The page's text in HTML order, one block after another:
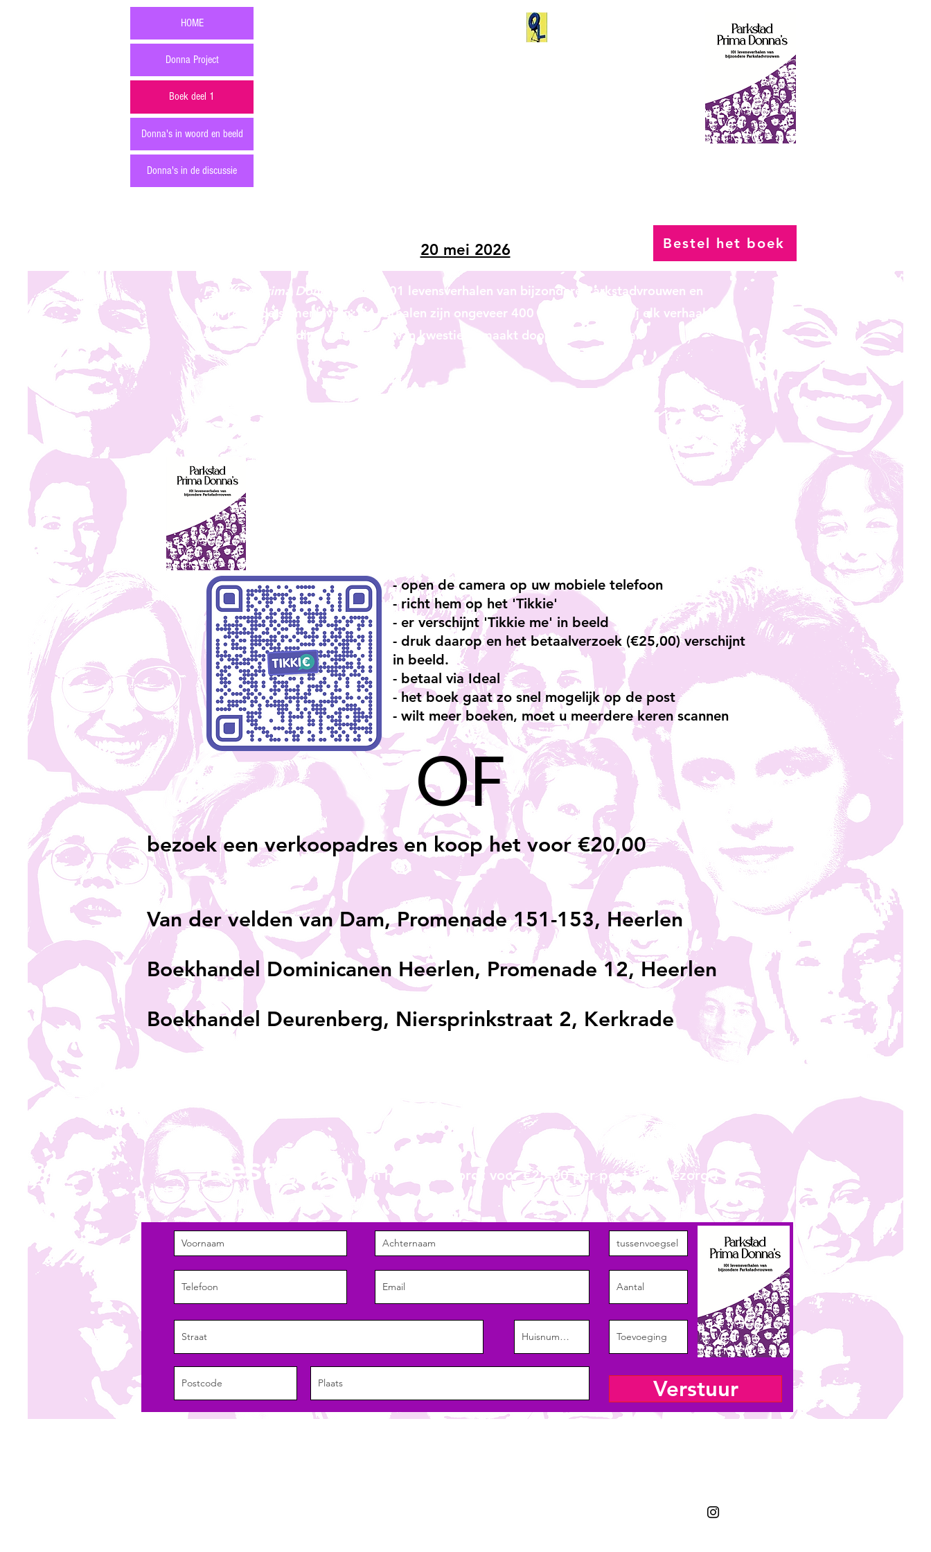
HOME
Donna Project
Boek deel 1
Donna's in woord en beeld
Donna's in de discussie
20 mei 2026 Bestel het boek
Parkstad Prima Donna's
bevat 101 levensverhalen van bijzondere Parkstadvrouwen en
hun rol in de samenleving. De verhalen zijn ongeveer 400 woorden lang. Bij elk verhaal
staat een afbeelding van de vrouw in kwestie gemaakt door een kunstenaar.
Scan het Tikkie
- open de camera op uw mobiele telefoon
- richt hem op het 'Tikkie'
- er verschijnt 'Tikkie me' in beeld
- druk daarop en het betaalverzoek (€25,00) verschijnt
in beeld.
- betaal via Ideal
- het boek gaat zo snel mogelijk op de post
- wilt meer boeken, moet u meerdere keren scannen
OF
bezoek een verkoopadres en koop het voor €20,00
Van der velden van Dam, Promenade 151-153, Heerlen
Boekhandel Dominicanen Heerlen, Promenade 12, Heerlen
Boekhandel Deurenberg, Niersprinkstraat 2, Kerkrade
Bestel nuen het boek wordt voor €25,00 per post thuisbezorgd
Verstuur